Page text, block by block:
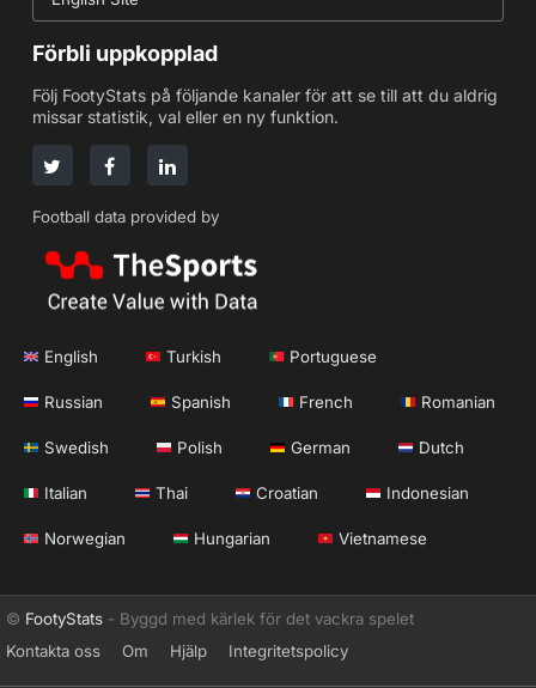
Förbli uppkopplad
Följ FootyStats på följande kanaler för att se till att du aldrig
missar statistik, val eller en ny funktion.
Football data provided by
English Turkish Portuguese
Russian Spanish French Romanian
Swedish Polish German Dutch
Italian Thai Croatian Indonesian
Norwegian Hungarian Vietnamese
© FootyStats - Byggd med kärlek för det vackra spelet
Kontakta oss
Om Hjälp Integritetspolicy